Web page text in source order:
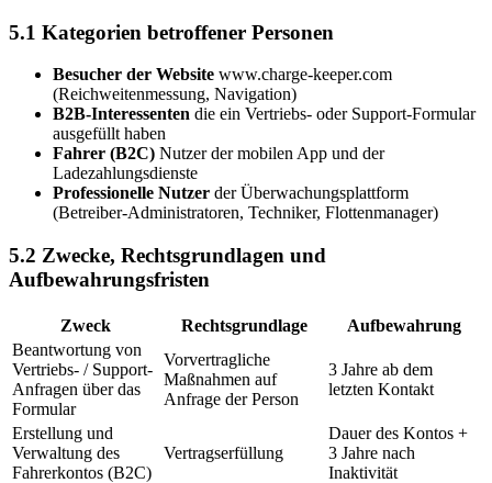
5.1 Kategorien betroffener Personen
Besucher der Website www.charge-keeper.com
(Reichweitenmessung, Navigation)
B2B-Interessenten die ein Vertriebs- oder Support-Formular
ausgefüllt haben
Fahrer (B2C) Nutzer der mobilen App und der
Ladezahlungsdienste
Professionelle Nutzer der Überwachungsplattform
(Betreiber-Administratoren, Techniker, Flottenmanager)
5.2 Zwecke, Rechtsgrundlagen und
Aufbewahrungsfristen
Zweck Rechtsgrundlage
Aufbewahrung
Beantwortung von
Vertriebs- / Support-
Anfragen über das
Formular
Vorvertragliche
Maßnahmen auf
Anfrage der Person
3 Jahre ab dem
letzten Kontakt
Erstellung und
Verwaltung des
Fahrerkontos (B2C)
Vertragserfüllung
Dauer des Kontos +
3 Jahre nach
Inaktivität